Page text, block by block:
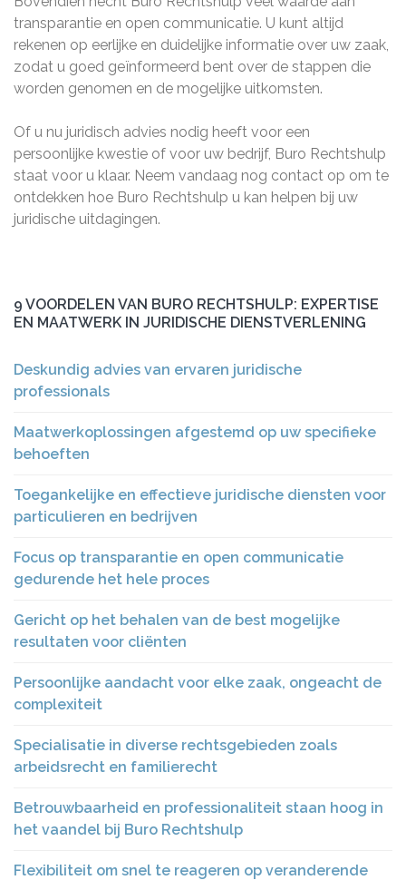
transparantie en open communicatie. U kunt altijd
rekenen op eerlijke en duidelijke informatie over uw zaak,
zodat u goed geïnformeerd bent over de stappen die
worden genomen en de mogelijke uitkomsten.
Of u nu juridisch advies nodig heeft voor een
persoonlijke kwestie of voor uw bedrijf, Buro Rechtshulp
staat voor u klaar. Neem vandaag nog contact op om te
ontdekken hoe Buro Rechtshulp u kan helpen bij uw
juridische uitdagingen.
9 VOORDELEN VAN BURO RECHTSHULP: EXPERTISE
EN MAATWERK IN JURIDISCHE DIENSTVERLENING
Deskundig advies van ervaren juridische
professionals
Maatwerkoplossingen afgestemd op uw specifieke
behoeften
Toegankelijke en effectieve juridische diensten voor
particulieren en bedrijven
Focus op transparantie en open communicatie
gedurende het hele proces
Gericht op het behalen van de best mogelijke
resultaten voor cliënten
Persoonlijke aandacht voor elke zaak, ongeacht de
complexiteit
Specialisatie in diverse rechtsgebieden zoals
arbeidsrecht en familierecht
Betrouwbaarheid en professionaliteit staan hoog in
het vaandel bij Buro Rechtshulp
Flexibiliteit om snel te reageren op veranderende